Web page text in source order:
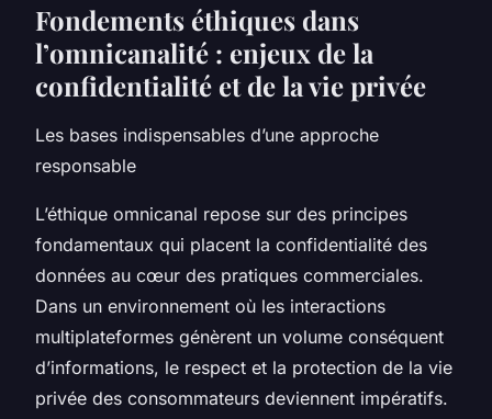
Fondements éthiques dans
l’omnicanalité : enjeux de la
confidentialité et de la vie privée
Les bases indispensables d’une approche
responsable
L’éthique omnicanal repose sur des principes
fondamentaux qui placent la confidentialité des
données au cœur des pratiques commerciales.
Dans un environnement où les interactions
multiplateformes génèrent un volume conséquent
d’informations, le respect et la protection de la vie
privée des consommateurs deviennent impératifs.